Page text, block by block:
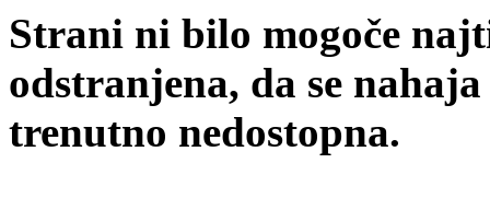
Strani ni bilo mogoče
odstranjena, da se
trenutno nedostopna.